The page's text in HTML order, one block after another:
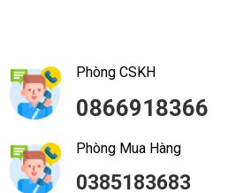
Phòng CSKH
0866918366
Phòng Mua Hàng
0385183683